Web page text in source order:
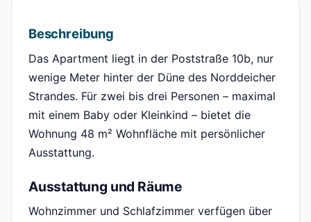
Beschreibung
Das Apartment liegt in der Poststraße 10b, nur
wenige Meter hinter der Düne des Norddeicher
Strandes. Für zwei bis drei Personen – maximal
mit einem Baby oder Kleinkind – bietet die
Wohnung 48 m² Wohnfläche mit persönlicher
Ausstattung.
Ausstattung und Räume
Wohnzimmer und Schlafzimmer verfügen über